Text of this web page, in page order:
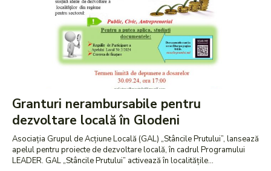
Granturi nerambursabile pentru
dezvoltare locală în Glodeni
Asociația Grupul de Acțiune Locală (GAL) „Stâncile Prutului”, lansează
apelul pentru proiecte de dezvoltare locală, în cadrul Programului
LEADER. GAL „Stâncile Prutului” activează în localitățile...